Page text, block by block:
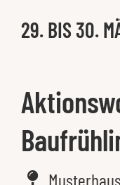
29. BIS 30.